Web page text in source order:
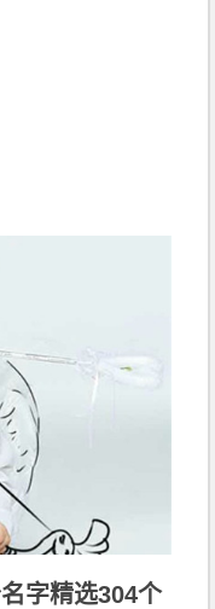
字精选304个